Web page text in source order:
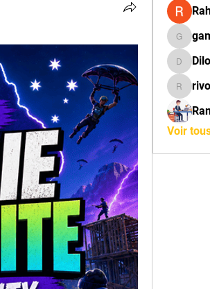
gamblex
rivola
Voir